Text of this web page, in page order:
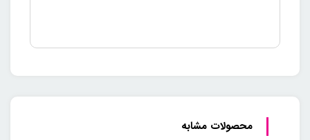
محصولات مشابه